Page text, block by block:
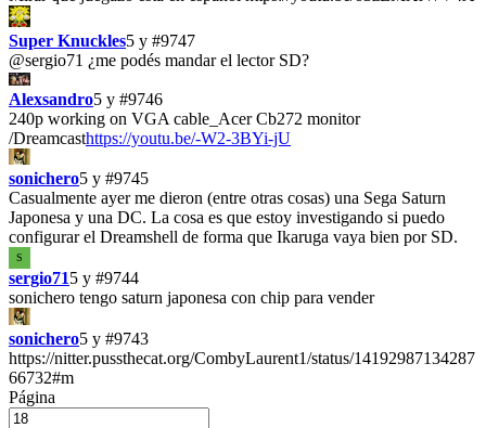
Super Knuckles5 y #9747
@sergio71 ¿me podés mandar el lector SD?
Alexsandro5 y #9746
240p working on VGA cable_Acer Cb272 monitor
/Dreamcasthttps://youtu.be/-W2-3BYi-jU
sonichero5 y #9745
Casualmente ayer me dieron (entre otras cosas) una Sega Saturn
Japonesa y una DC. La cosa es que estoy investigando si puedo
configurar el Dreamshell de forma que Ikaruga vaya bien por SD.
S
sergio715 y #9744
sonichero tengo saturn japonesa con chip para vender
sonichero5 y #9743
https://nitter.pussthecat.org/CombyLaurent1/status/14192987134287
66732#m
Página